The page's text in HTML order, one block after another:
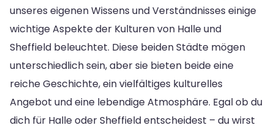
unseres eigenen Wissens und Verständnisses einige
wichtige Aspekte der Kulturen von Halle und
Sheffield beleuchtet. Diese beiden Städte mögen
unterschiedlich sein, aber sie bieten beide eine
reiche Geschichte, ein vielfältiges kulturelles
Angebot und eine lebendige Atmosphäre. Egal ob du
dich für Halle oder Sheffield entscheidest – du wirst